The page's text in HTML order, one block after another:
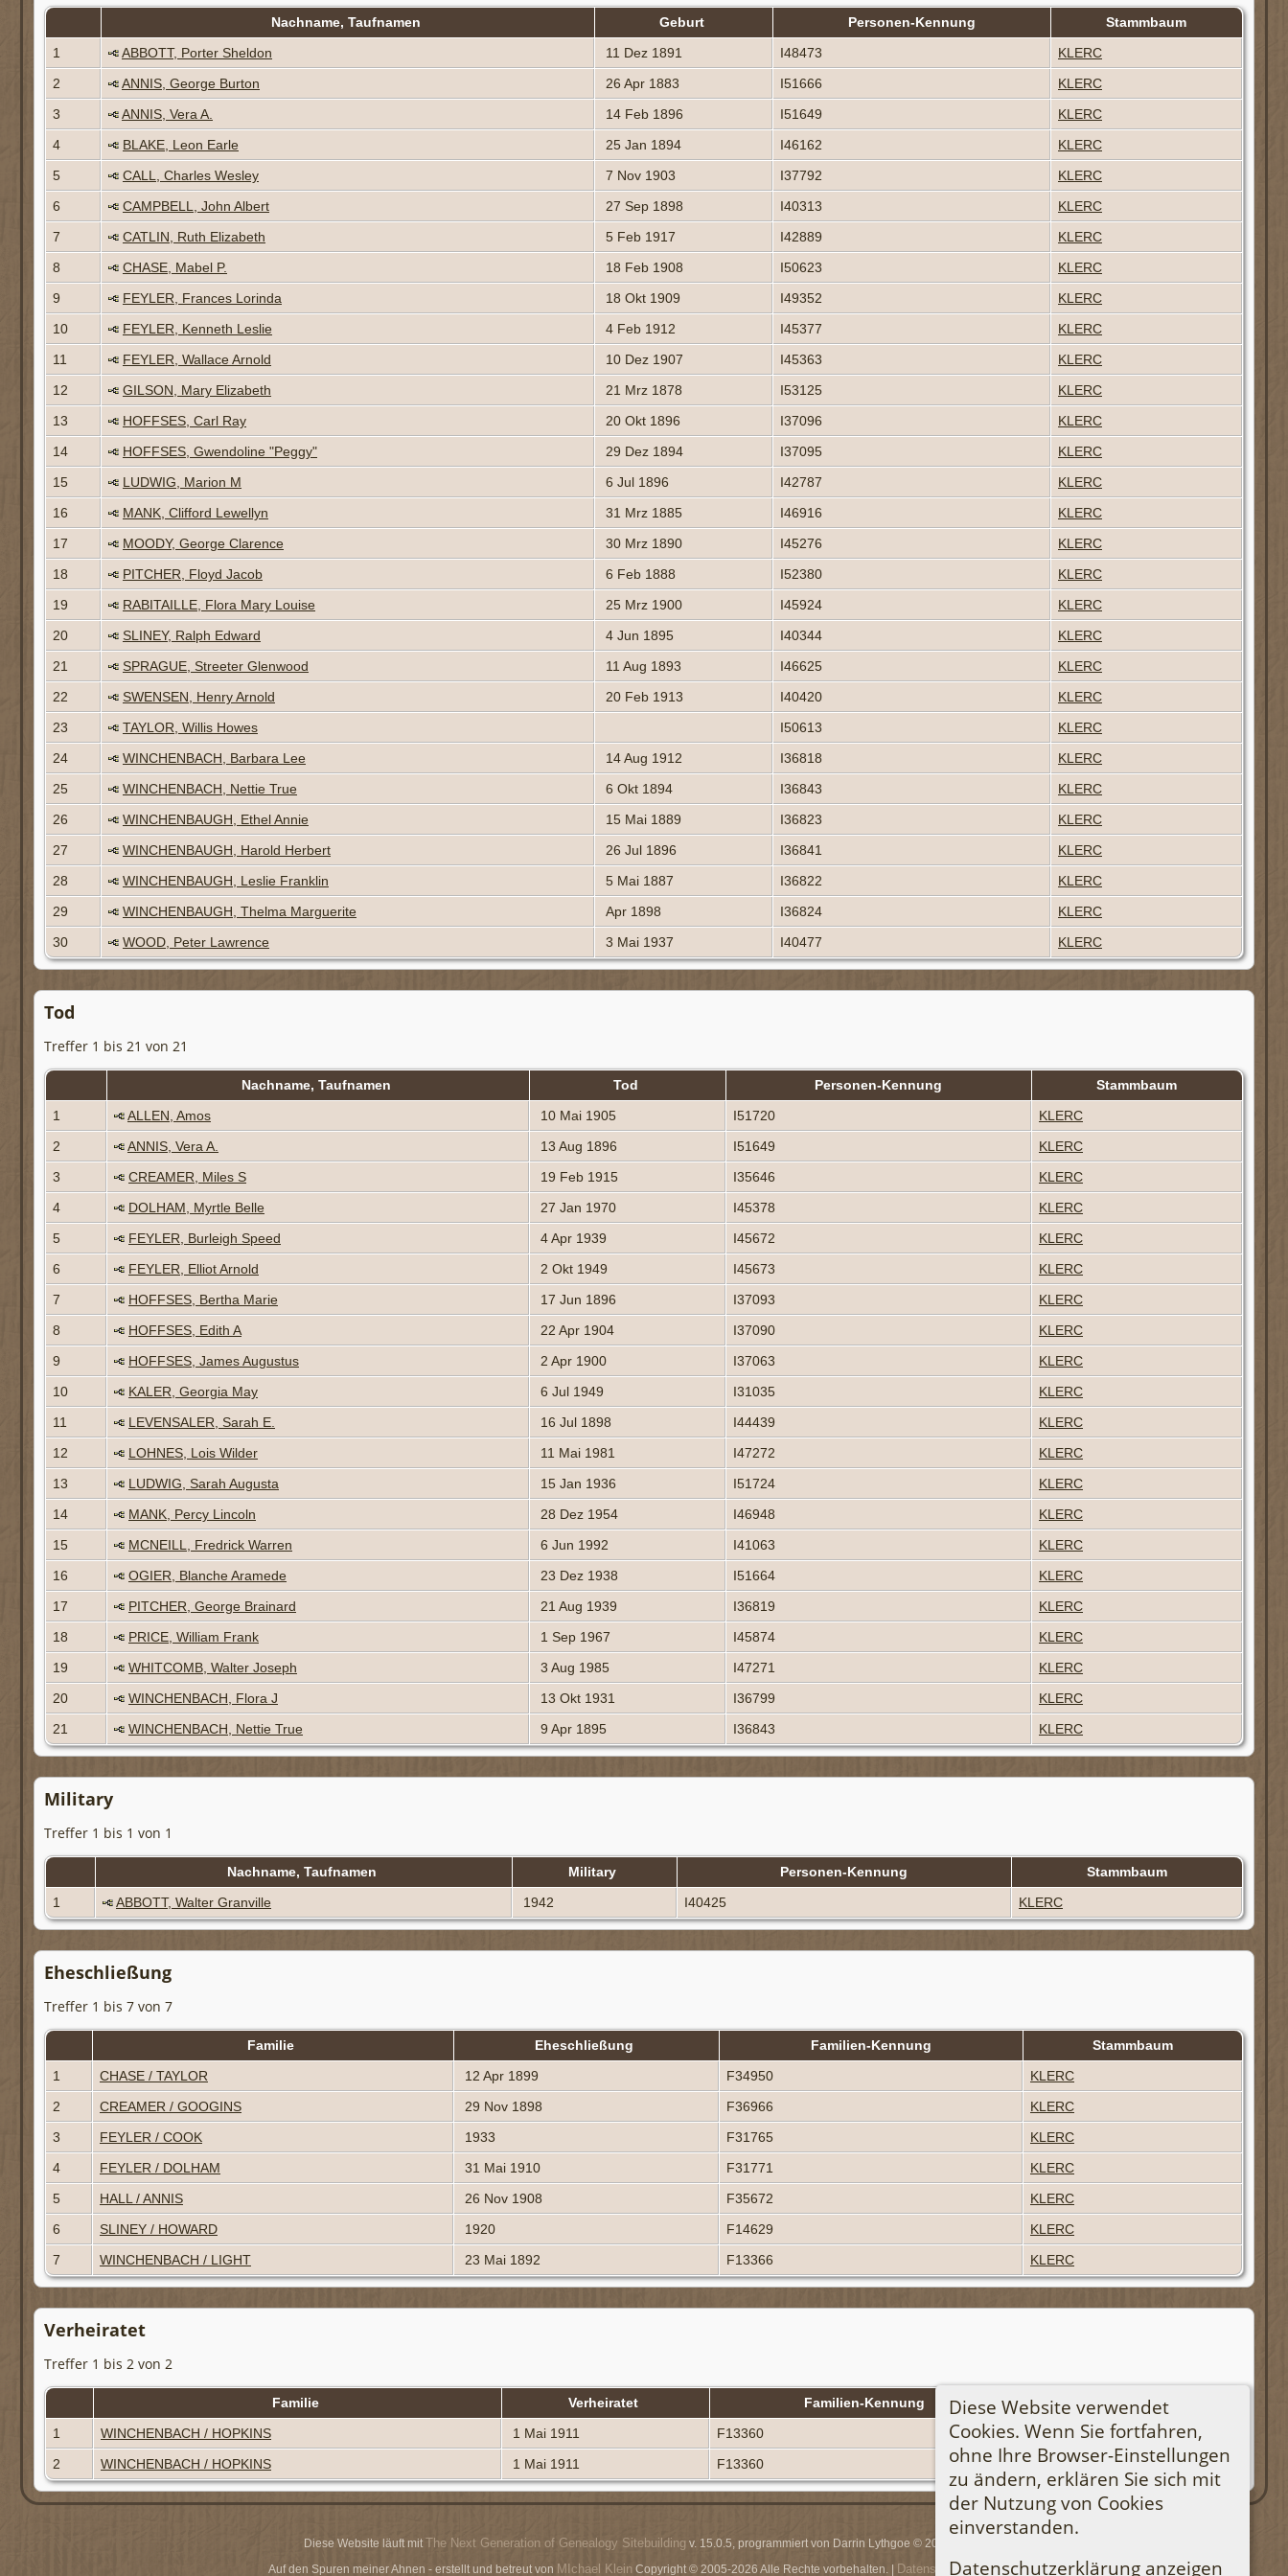
Diese Website verwendet
Cookies. Wenn Sie fortfahren,
ohne Ihre Browser-Einstellungen
zu ändern, erklären Sie sich mit
der Nutzung von Cookies
einverstanden.
Datenschutzerklärung anzeigen
Nachname, Taufnamen Geburt Personen-Kennung
Stammbaum
1
ABBOTT, Porter Sheldon 11 Dez 1891 I48473
KLERC
2
ANNIS, George Burton 26 Apr 1883 I51666
KLERC
3
ANNIS, Vera A. 14 Feb 1896 I51649
KLERC
4
BLAKE, Leon Earle 25 Jan 1894 I46162
KLERC
5
CALL, Charles Wesley 7 Nov 1903 I37792
KLERC
6
CAMPBELL, John Albert 27 Sep 1898 I40313
KLERC
7
CATLIN, Ruth Elizabeth 5 Feb 1917 I42889
KLERC
8
CHASE, Mabel P. 18 Feb 1908 I50623
KLERC
9
FEYLER, Frances Lorinda 18 Okt 1909 I49352
KLERC
10
FEYLER, Kenneth Leslie 4 Feb 1912 I45377
KLERC
11
FEYLER, Wallace Arnold 10 Dez 1907 I45363
KLERC
12
GILSON, Mary Elizabeth 21 Mrz 1878 I53125
KLERC
13
HOFFSES, Carl Ray 20 Okt 1896 I37096
KLERC
14
HOFFSES, Gwendoline "Peggy" 29 Dez 1894 I37095
KLERC
15
LUDWIG, Marion M 6 Jul 1896 I42787
KLERC
16
MANK, Clifford Lewellyn 31 Mrz 1885 I46916
KLERC
17
MOODY, George Clarence 30 Mrz 1890 I45276
KLERC
18
PITCHER, Floyd Jacob 6 Feb 1888 I52380
KLERC
19
RABITAILLE, Flora Mary Louise 25 Mrz 1900 I45924
KLERC
20
SLINEY, Ralph Edward 4 Jun 1895 I40344
KLERC
21
SPRAGUE, Streeter Glenwood 11 Aug 1893 I46625
KLERC
22
SWENSEN, Henry Arnold 20 Feb 1913 I40420
KLERC
23
TAYLOR, Willis Howes I50613
KLERC
24
WINCHENBACH, Barbara Lee 14 Aug 1912 I36818
KLERC
25
WINCHENBACH, Nettie True 6 Okt 1894 I36843
KLERC
26
WINCHENBAUGH, Ethel Annie 15 Mai 1889 I36823
KLERC
27
WINCHENBAUGH, Harold Herbert 26 Jul 1896 I36841
KLERC
28
WINCHENBAUGH, Leslie Franklin 5 Mai 1887 I36822
KLERC
29
WINCHENBAUGH, Thelma Marguerite Apr 1898 I36824
KLERC
30
WOOD, Peter Lawrence 3 Mai 1937 I40477 KLERC
Tod
Treffer 1 bis 21 von 21
Nachname, Taufnamen Tod Personen-Kennung
Stammbaum
1
ALLEN, Amos 10 Mai 1905 I51720
KLERC
2
ANNIS, Vera A. 13 Aug 1896 I51649
KLERC
3
CREAMER, Miles S 19 Feb 1915 I35646
KLERC
4
DOLHAM, Myrtle Belle 27 Jan 1970 I45378
KLERC
5
FEYLER, Burleigh Speed 4 Apr 1939 I45672
KLERC
6
FEYLER, Elliot Arnold 2 Okt 1949 I45673
KLERC
7
HOFFSES, Bertha Marie 17 Jun 1896 I37093
KLERC
8
HOFFSES, Edith A 22 Apr 1904 I37090
KLERC
9
HOFFSES, James Augustus 2 Apr 1900 I37063
KLERC
10
KALER, Georgia May 6 Jul 1949 I31035
KLERC
11
LEVENSALER, Sarah E. 16 Jul 1898 I44439
KLERC
12
LOHNES, Lois Wilder 11 Mai 1981 I47272
KLERC
13
LUDWIG, Sarah Augusta 15 Jan 1936 I51724
KLERC
14
MANK, Percy Lincoln 28 Dez 1954 I46948
KLERC
15
MCNEILL, Fredrick Warren 6 Jun 1992 I41063
KLERC
16
OGIER, Blanche Aramede 23 Dez 1938 I51664
KLERC
17
PITCHER, George Brainard 21 Aug 1939 I36819
KLERC
18
PRICE, William Frank 1 Sep 1967 I45874
KLERC
19
WHITCOMB, Walter Joseph 3 Aug 1985 I47271
KLERC
20
WINCHENBACH, Flora J 13 Okt 1931 I36799
KLERC
21
WINCHENBACH, Nettie True 9 Apr 1895 I36843 KLERC
Military
Treffer 1 bis 1 von 1
Nachname, Taufnamen Military Personen-Kennung
Stammbaum
1
ABBOTT, Walter Granville 1942 I40425 KLERC
Eheschließung
Treffer 1 bis 7 von 7
Familie Eheschließung Familien-Kennung
Stammbaum
1
CHASE / TAYLOR 12 Apr 1899 F34950
KLERC
2
CREAMER / GOOGINS 29 Nov 1898 F36966
KLERC
3
FEYLER / COOK 1933 F31765
KLERC
4
FEYLER / DOLHAM 31 Mai 1910 F31771
KLERC
5
HALL / ANNIS 26 Nov 1908 F35672
KLERC
6
SLINEY / HOWARD 1920 F14629
KLERC
7
WINCHENBACH / LIGHT 23 Mai 1892 F13366 KLERC
Verheiratet
Treffer 1 bis 2 von 2
Familie Verheiratet Familien-Kennung
Stammbaum
1
WINCHENBACH / HOPKINS 1 Mai 1911 F13360
KLERC
2
WINCHENBACH / HOPKINS 1 Mai 1911 F13360 KLERC
Diese Website läuft mitThe Next Generation of Genealogy Sitebuilding v. 15.0.5, programmiert von Darrin Lythgoe © 2001-2026.
Auf den Spuren meiner Ahnen - erstellt und betreut von MIchael Klein Copyright © 2005-2026 Alle Rechte vorbehalten. | Datenschutzerklärung.